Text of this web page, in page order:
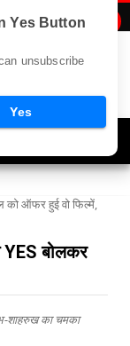
ऑफर हुई वो फिल्में,
बोलकर
शाहरुख का चमका
Yes Button
unsubscribe
Yes